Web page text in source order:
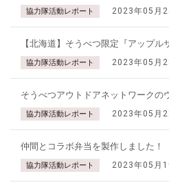
協力隊活動レポート 2023年05月
【北海道】そうべつ限定『アップル
協力隊活動レポート 2023年05月
そうべつアウトドアネットワークの
協力隊活動レポート 2023年05月
仲間とコラボ弁当を製作しました！
協力隊活動レポート 2023年05月